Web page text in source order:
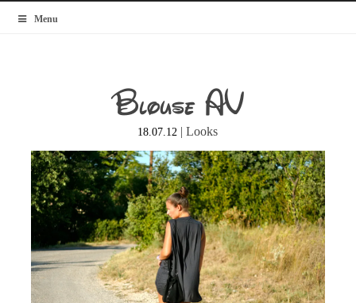
Menu
MyBlogMode
Blouse AV
18.07.12 | Looks